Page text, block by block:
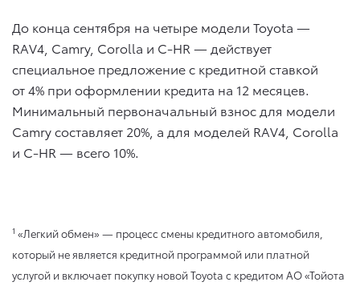
До конца сентября на четыре модели Toyota —
RAV4, Camry, Corolla и C-HR — действует
специальное предложение с кредитной ставкой
от 4% при оформлении кредита на 12 месяцев.
Минимальный первоначальный взнос для модели
Camry составляет 20%, а для моделей RAV4, Corolla
и C-HR — всего 10%.
1 «Легкий обмен» — процесс смены кредитного автомобиля,
который не является кредитной программой или платной
услугой и включает покупку новой Toyota с кредитом АО «Тойота